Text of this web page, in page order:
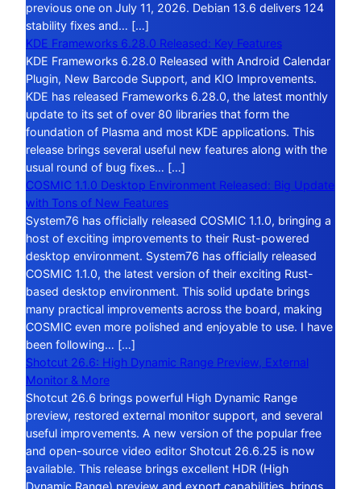
previous one on July 11, 2026. Debian 13.6 delivers 124
stability fixes and… […]
KDE Frameworks 6.28.0 Released: Key Features
KDE Frameworks 6.28.0 Released with Android Calendar
Plugin, New Barcode Support, and KIO Improvements.
KDE has released Frameworks 6.28.0, the latest monthly
update to its set of over 80 libraries that form the
foundation of Plasma and most KDE applications. This
release brings several useful new features along with the
usual round of bug fixes… […]
COSMIC 1.1.0 Desktop Environment Released: Big Update
with Tons of New Features
System76 has officially released COSMIC 1.1.0, bringing a
host of exciting improvements to their Rust-powered
desktop environment. System76 has officially released
COSMIC 1.1.0, the latest version of their exciting Rust-
based desktop environment. This solid update brings
many practical improvements across the board, making
COSMIC even more polished and enjoyable to use. I have
been following… […]
Shotcut 26.6: High Dynamic Range Preview, External
Monitor & More
Shotcut 26.6 brings powerful High Dynamic Range
preview, restored external monitor support, and several
useful improvements. A new version of the popular free
and open-source video editor Shotcut 26.6.25 is now
available. This release brings excellent HDR (High
Dynamic Range) preview and export capabilities, brings